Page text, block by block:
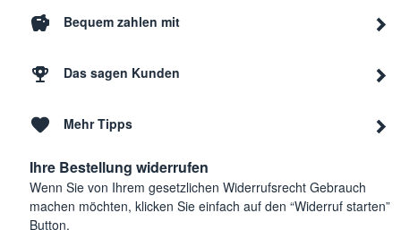
Bequem zahlen mit
Das sagen Kunden
Mehr Tipps
Ihre Bestellung widerrufen
Wenn Sie von Ihrem gesetzlichen Widerrufsrecht Gebrauch
machen möchten, klicken Sie einfach auf den “Widerruf starten”
Button.